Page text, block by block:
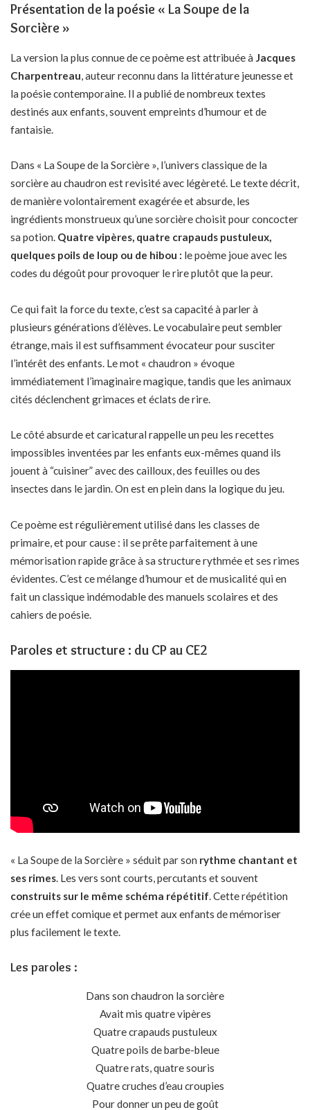
Présentation de la poésie « La Soupe de la
Sorcière »
La version la plus connue de ce poème est attribuée à Jacques
Charpentreau, auteur reconnu dans la littérature jeunesse et
la poésie contemporaine. Il a publié de nombreux textes
destinés aux enfants, souvent empreints d’humour et de
fantaisie.
Dans « La Soupe de la Sorcière », l’univers classique de la
sorcière au chaudron est revisité avec légèreté. Le texte décrit,
de manière volontairement exagérée et absurde, les
ingrédients monstrueux qu’une sorcière choisit pour concocter
sa potion. Quatre vipères, quatre crapauds pustuleux,
quelques poils de loup ou de hibou : le poème joue avec les
codes du dégoût pour provoquer le rire plutôt que la peur.
Ce qui fait la force du texte, c’est sa capacité à parler à
plusieurs générations d’élèves. Le vocabulaire peut sembler
étrange, mais il est suffisamment évocateur pour susciter
l’intérêt des enfants. Le mot « chaudron » évoque
immédiatement l’imaginaire magique, tandis que les animaux
cités déclenchent grimaces et éclats de rire.
Le côté absurde et caricatural rappelle un peu les recettes
impossibles inventées par les enfants eux-mêmes quand ils
jouent à “cuisiner” avec des cailloux, des feuilles ou des
insectes dans le jardin. On est en plein dans la logique du jeu.
Ce poème est régulièrement utilisé dans les classes de
primaire, et pour cause : il se prête parfaitement à une
mémorisation rapide grâce à sa structure rythmée et ses rimes
évidentes. C’est ce mélange d’humour et de musicalité qui en
fait un classique indémodable des manuels scolaires et des
cahiers de poésie.
Paroles et structure : du CP au CE2
« La Soupe de la Sorcière » séduit par son rythme chantant et
ses rimes. Les vers sont courts, percutants et souvent
construits sur le même schéma répétitif. Cette répétition
crée un effet comique et permet aux enfants de mémoriser
plus facilement le texte.
Les paroles :
Dans son chaudron la sorcière
Avait mis quatre vipères
Quatre crapauds pustuleux
Quatre poils de barbe-bleue
Quatre rats, quatre souris
Quatre cruches d’eau croupies
Pour donner un peu de goût